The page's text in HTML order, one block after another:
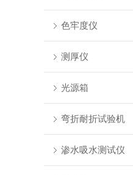
色牢度仪
测厚仪
光源箱
弯折耐折试验机
渗水吸水测试仪